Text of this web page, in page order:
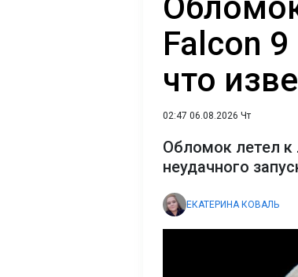
Falcon
что
02:47 06.08.2026 Чт
Обломок летел к
неудачного
ЕКАТЕРИНА КОВАЛЬ